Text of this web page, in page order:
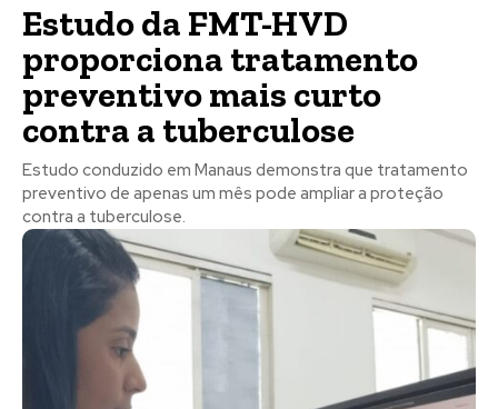
Estudo da FMT-HVD
proporciona tratamento
preventivo mais curto
contra a tuberculose
Estudo conduzido em Manaus demonstra que tratamento
preventivo de apenas um mês pode ampliar a proteção
contra a tuberculose.